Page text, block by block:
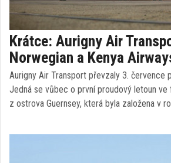
Krátce: Aurigny Air
Norwegian a Kenya
Aurigny Air Transport převzaly 3. července
Jedná se vůbec o první proudový letoun
z ostrova Guernsey, která byla založena v